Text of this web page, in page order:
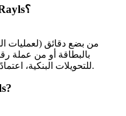
كم من الوقت يستغرق شراء Rayls؟
للتحويلات البنكية، اعتمادًا على أوقات التحقق ومعالجة الدفع.